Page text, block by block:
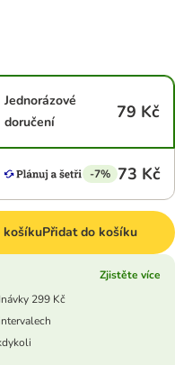
Jednorázové
doručení
79 Kč
-7% 73 Kč
košíkuPřidat do košíku
Zjistěte více
299 Kč